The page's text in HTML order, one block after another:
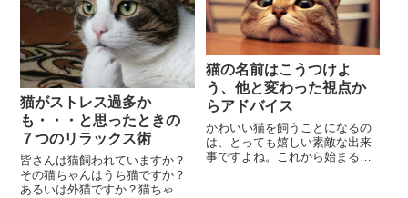
猫がストレス過多か
も・・・と思ったときの
７つのリラックス術
皆さんは猫飼われていますか？
その猫ちゃんはうち猫ですか？
あるいは外猫ですか？猫ちゃん
猫の名前はこうつけよ
う、他と変わった視点か
らアドバイス
かわいい猫を飼うことになるの
は、とっても嬉しい素敵な出来
事ですよね。これから始まるめ